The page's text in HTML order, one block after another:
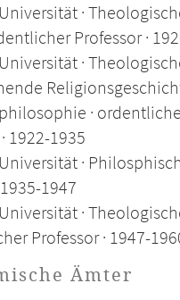
·
Professor ·
·
·
1922-1935
·
1947
·
Professor · 1947-
Ämter